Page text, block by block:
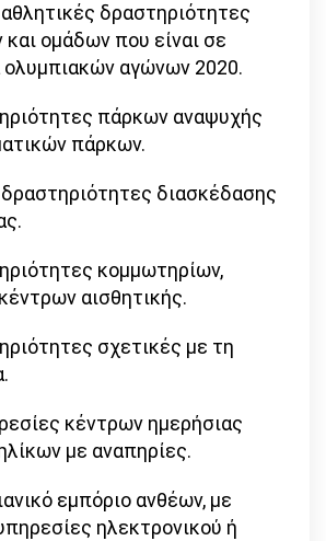
δραστηριότητες
ομάδων που είναι σε
ολυμπιακών αγώνων 2020.
πάρκων αναψυχής
πάρκων.
διασκέδασης
κομμωτηρίων,
αισθητικής.
σχετικές με τη
κέντρων ημερήσιας
με αναπηρίες.
εμπόριο ανθέων, με
ηλεκτρονικού ή